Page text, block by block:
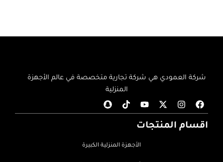
شركة العمودي هي شركة تجارية متخصصة في عالم الأجهزة
المنزلية
اقسام المنتجات
الأجهزة المنزلية الكبيرة